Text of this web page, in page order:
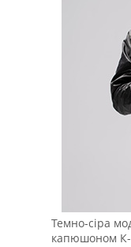
Темно-сіра
капюшоном